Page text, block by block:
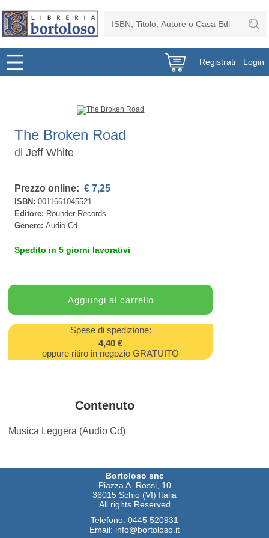
Registrati Login
The Broken Road
diJeff White
Prezzo online: € 7,25
ISBN:0011661045521
Editore: Rounder Records
Genere:Audio Cd
Spedito in 5 giorni lavorativi
Spese di spedizione:
4,40 €
oppure ritiro in negozio GRATUITO
Contenuto
Musica Leggera (Audio Cd)
Bortoloso snc
Piazza A. Rossi, 10
36015 Schio (VI) Italia
All rights Reserved
Telefono: 0445 520931
Email: info@bortoloso.it